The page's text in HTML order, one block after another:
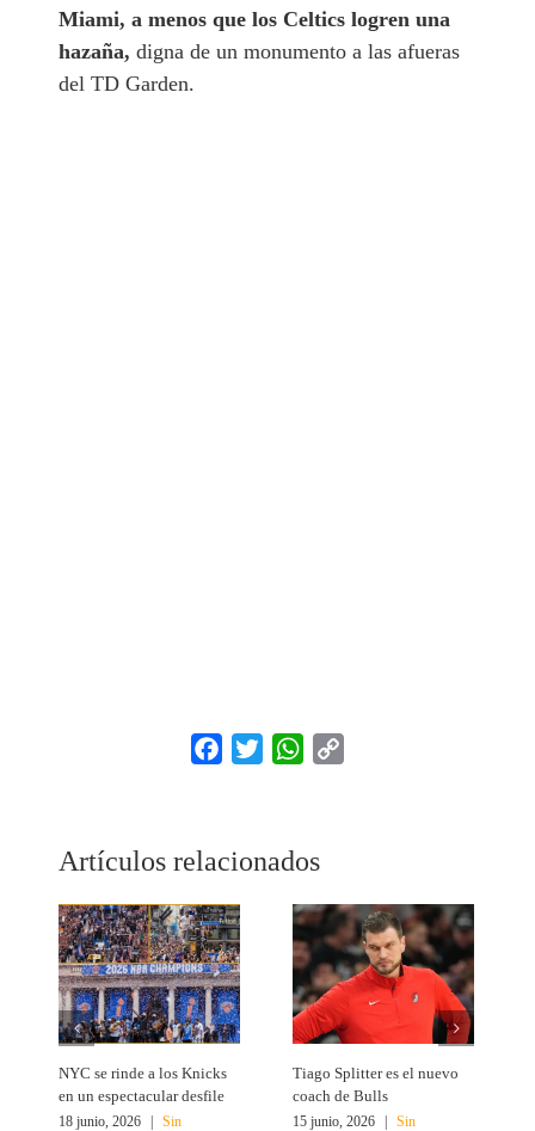
Miami, a menos que los Celtics logren una
hazaña, digna de un monumento a las afueras
del TD Garden.
Facebook
Twitter WhatsApp
Artículos relacionados
NYC se rinde a los Knicks
en un espectacular desfile
18 junio, 2026 |
Sin
Tiago Splitter es el nuevo
coach de Bulls
15 junio, 2026 |
Sin